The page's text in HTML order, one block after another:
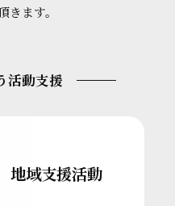
ます。
活動支援
地域支援活動